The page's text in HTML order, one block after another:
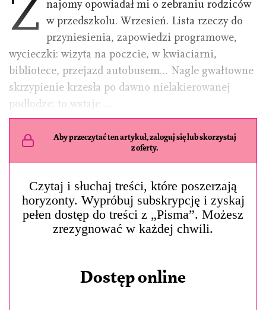
Z najomy opowiadał mi o zebraniu rodziców
w przedszkolu. Wrzesień. Lista rzeczy do
przyniesienia, zapowiedzi programowe,
wycieczki: wizyta na poczcie, w kwiaciarni,
bibliotece, przejazd autobusem… Nagle gwałtowne
skrzypienie krzesła po dawno nielakierowanej
podłodze: to wstaje …
Aby przeczytać ten artykuł, zaloguj się lub skorzystaj
z oferty.
Czytaj i słuchaj treści, które poszerzają
horyzonty. Wypróbuj subskrypcję i zyskaj
pełen dostęp do treści z „Pisma”. Możesz
zrezygnować w każdej chwili.
Dostęp online